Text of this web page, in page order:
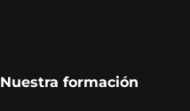
Nuestra formación